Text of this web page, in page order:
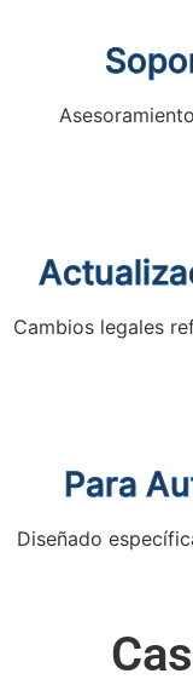
Cambios legales
Para
Diseñado